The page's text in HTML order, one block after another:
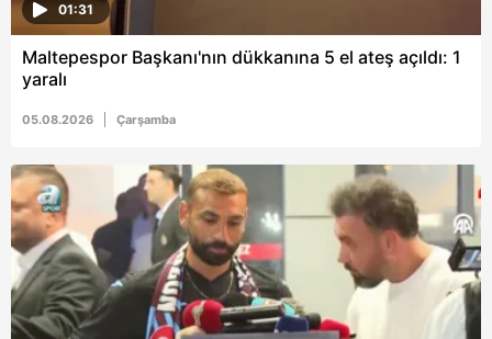
01:31
Maltepespor Başkanı'nın dükkanına 5 el ateş açıldı: 1
yaralı
05.08.2026 Çarşamba